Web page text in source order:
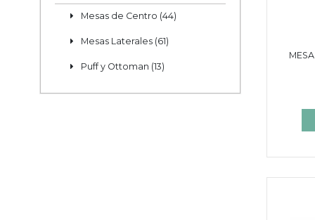
Mesas de Centro (44)
Mesas Laterales (61)
Puff y Ottoman (13)